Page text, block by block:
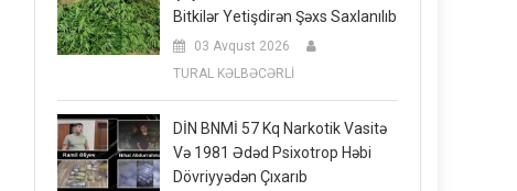
Bitkilər Yetişdirən Şəxs Saxlanılıb
03 Avqust 2026
TURAL KƏLBƏCƏRLİ
DİN BNMİ 57 Kq Narkotik Vasitə
Və 1981 Ədəd Psixotrop Həbi
Dövriyyədən Çıxarıb